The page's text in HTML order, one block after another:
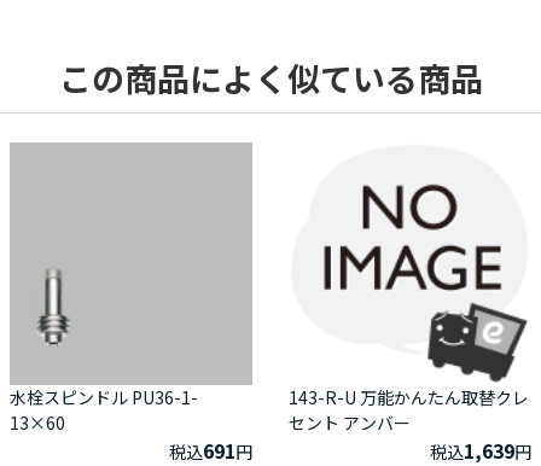
この商品によく似ている商品
水栓スピンドル PU36-1-
13×60
税込691円
143-R-U 万能かんたん取替クレ
セント アンバー
税込1,639円